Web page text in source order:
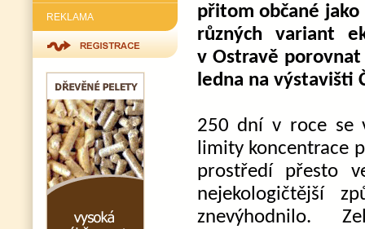
REKLAMA
přitom občané
různých variant
v Ostravě
ledna na výstavišti
250 dní v roce se
limity koncentrace
prostředí přesto
nejekologičtější
znevýhodnilo.